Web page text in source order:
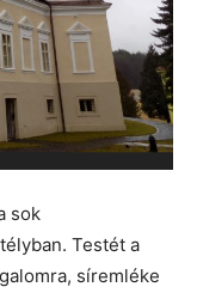
sok
Testét a
síremléke